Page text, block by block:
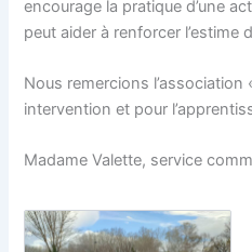
encourage la pratique d’une
peut aider à renforcer l’estime
Nous remercions l’association
intervention et pour
Madame Valette, service